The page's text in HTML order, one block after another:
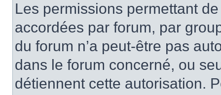
Les permissions permettant
accordées par forum, par
du forum n’a peut-être pas
dans le forum concerné, ou
détiennent cette autorisation.